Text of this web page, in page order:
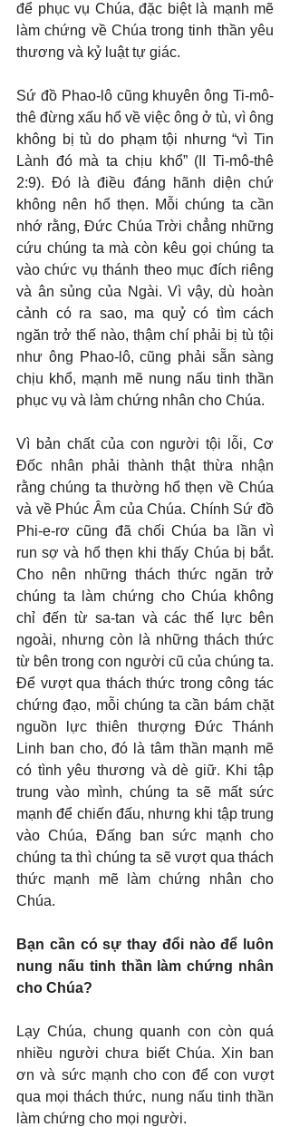
để phục vụ Chúa, đặc biệt là mạnh mẽ
làm chứng về Chúa trong tinh thần yêu
thương và kỷ luật tự giác.
Sứ đồ Phao-lô cũng khuyên ông Ti-mô-
thê đừng xấu hổ về việc ông ở tù, vì ông
không bị tù do phạm tội nhưng “vì Tin
Lành đó mà ta chịu khổ” (II Ti-mô-thê
2:9). Đó là điều đáng hãnh diện chứ
không nên hổ thẹn. Mỗi chúng ta cần
nhớ rằng, Đức Chúa Trời chẳng những
cứu chúng ta mà còn kêu gọi chúng ta
vào chức vụ thánh theo mục đích riêng
và ân sủng của Ngài. Vì vậy, dù hoàn
cảnh có ra sao, ma quỷ có tìm cách
ngăn trở thế nào, thậm chí phải bị tù tội
như ông Phao-lô, cũng phải sẵn sàng
chịu khổ, mạnh mẽ nung nấu tinh thần
phục vụ và làm chứng nhân cho Chúa.
Vì bản chất của con người tội lỗi, Cơ
Đốc nhân phải thành thật thừa nhận
rằng chúng ta thường hổ thẹn về Chúa
và về Phúc Âm của Chúa. Chính Sứ đồ
Phi-e-rơ cũng đã chối Chúa ba lần vì
run sợ và hổ thẹn khi thấy Chúa bị bắt.
Cho nên những thách thức ngăn trở
chúng ta làm chứng cho Chúa không
chỉ đến từ sa-tan và các thế lực bên
ngoài, nhưng còn là những thách thức
từ bên trong con người cũ của chúng ta.
Để vượt qua thách thức trong công tác
chứng đạo, mỗi chúng ta cần bám chặt
nguồn lực thiên thượng Đức Thánh
Linh ban cho, đó là tâm thần mạnh mẽ
có tình yêu thương và dè giữ. Khi tập
trung vào mình, chúng ta sẽ mất sức
mạnh để chiến đấu, nhưng khi tập trung
vào Chúa, Đấng ban sức mạnh cho
chúng ta thì chúng ta sẽ vượt qua thách
thức mạnh mẽ làm chứng nhân cho
Chúa.
Bạn cần có sự thay đổi nào để luôn
nung nấu tinh thần làm chứng nhân
cho Chúa?
Lạy Chúa, chung quanh con còn quá
nhiều người chưa biết Chúa. Xin ban
ơn và sức mạnh cho con để con vượt
qua mọi thách thức, nung nấu tinh thần
làm chứng cho mọi người.